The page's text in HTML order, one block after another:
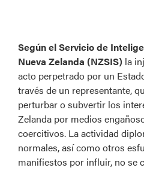
Según el Servicio de
Nueva Zelanda (NZSIS) la
acto perpetrado por un
través de un representante,
perturbar o subvertir los
Zelanda por medios
coercitivos. La actividad
normales, así como otros
manifiestos por influir, no se